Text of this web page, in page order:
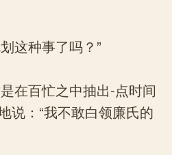
这种事了吗？”
在百忙之中抽出-点时间
说：“我不敢白领廉氏的